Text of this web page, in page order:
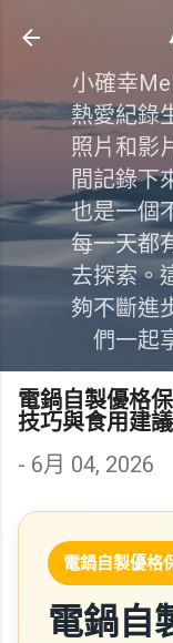
小確幸
熱愛紀錄
照片和影
間記錄下
也是一個
每一天都
去探索。
夠不斷進
們一起
電鍋自製優格
技巧與食用建議
- 6月 04, 2026
電鍋自製優格
電鍋自